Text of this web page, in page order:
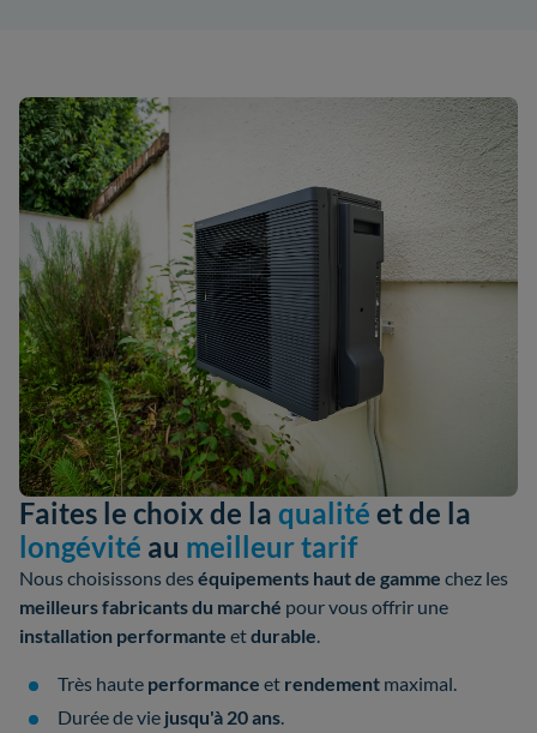
Faites le choix de la qualité et de la
longévité au meilleur tarif
Nous choisissons deséquipements haut de gamme chez les
meilleurs fabricantsdu marché pour vous offrir une
installation performante etdurable.
Très haute performance et rendement maximal.
Durée de vie jusqu'à 20 ans.